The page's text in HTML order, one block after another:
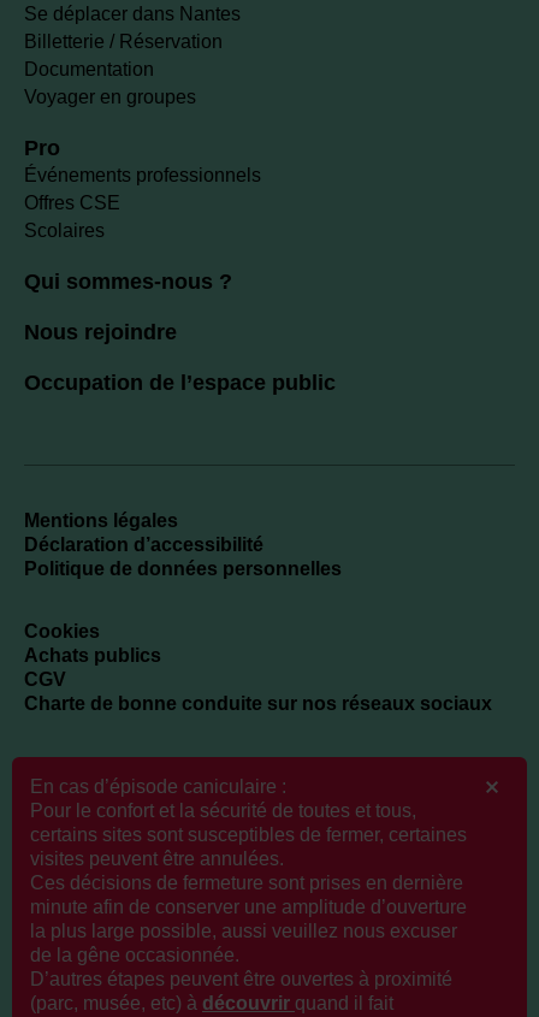
Se déplacer dans Nantes
Billetterie / Réservation
Documentation
Voyager en groupes
Pro
Événements professionnels
Offres CSE
Scolaires
Qui sommes-nous ?
Nous rejoindre
Occupation de l’espace public
Mentions légales
Déclaration d’accessibilité
Politique de données personnelles
Cookies
Achats publics
CGV
Charte de bonne conduite sur nos réseaux sociaux
Newsletter
Veuillez renseigner votre adresse email pour vous inscrire. Ex. :
abc@xyz.com
En cas d’épisode caniculaire :
Pour le confort et la sécurité de toutes et tous,
certains sites sont susceptibles de fermer, certaines
visites peuvent être annulées.
Ces décisions de fermeture sont prises en dernière
minute afin de conserver une amplitude d’ouverture
la plus large possible, aussi veuillez nous excuser
de la gêne occasionnée.
D’autres étapes peuvent être ouvertes à proximité
(parc, musée, etc) à découvrir quand il fait